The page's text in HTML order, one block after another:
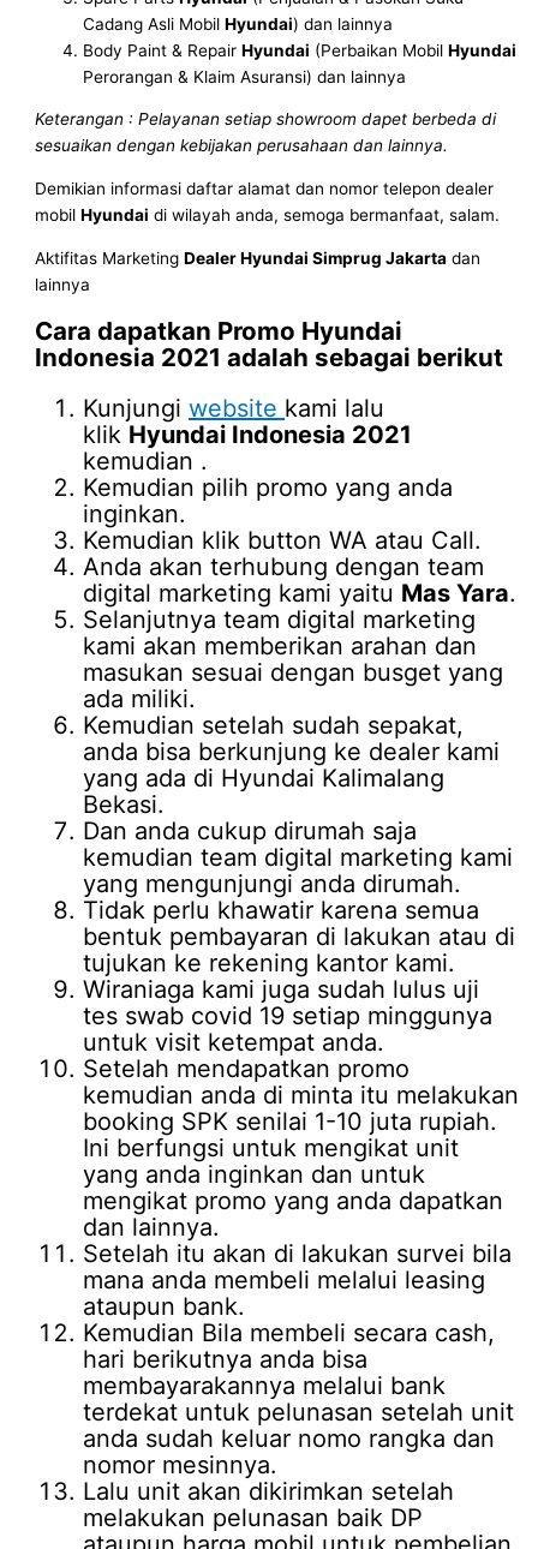
Cadang Asli MobilHyundai) dan lainnya
Body Paint & RepairHyundai (Perbaikan MobilHyundai
Perorangan & Klaim Asuransi) dan lainnya
Keterangan : Pelayanan setiap showroom dapet berbeda di
sesuaikan dengan kebijakan perusahaan dan lainnya.
Demikian informasi daftar alamat dan nomor telepon dealer
mobilHyundai di wilayah anda, semoga bermanfaat, salam.
Aktifitas MarketingDealer Hyundai Simprug Jakarta dan
lainnya
Cara dapatkan Promo Hyundai
Indonesia 2021 adalah sebagai berikut
Kunjungiwebsite kami lalu
klik Hyundai Indonesia 2021
kemudian .
Kemudian pilih promo yang anda
inginkan.
Kemudian klik button WA atau Call.
Anda akan terhubung dengan team
digital marketing kami yaitu Mas Yara.
Selanjutnya team digital marketing
kami akan memberikan arahan dan
masukan sesuai dengan busget yang
ada miliki.
Kemudian setelah sudah sepakat,
anda bisa berkunjung ke dealer kami
yang ada di Hyundai Kalimalang
Bekasi.
Dan anda cukup dirumah saja
kemudian team digital marketing kami
yang mengunjungi anda dirumah.
Tidak perlu khawatir karena semua
bentuk pembayaran di lakukan atau di
tujukan ke rekening kantor kami.
Wiraniaga kami juga sudah lulus uji
tes swab covid 19 setiap minggunya
untuk visit ketempat anda.
Setelah mendapatkan promo
kemudian anda di minta itu melakukan
booking SPK senilai 1-10 juta rupiah.
Ini berfungsi untuk mengikat unit
yang anda inginkan dan untuk
mengikat promo yang anda dapatkan
dan lainnya.
Setelah itu akan di lakukan survei bila
mana anda membeli melalui leasing
ataupun bank.
Kemudian Bila membeli secara cash,
hari berikutnya anda bisa
membayarakannya melalui bank
terdekat untuk pelunasan setelah unit
anda sudah keluar nomo rangka dan
nomor mesinnya.
Lalu unit akan dikirimkan setelah
melakukan pelunasan baik DP